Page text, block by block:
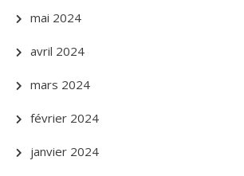
mai 2024
avril 2024
mars 2024
février 2024
janvier 2024